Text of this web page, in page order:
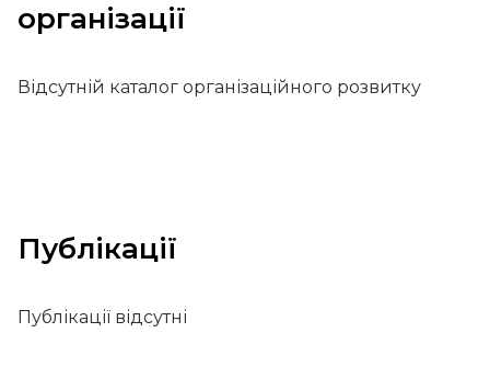
організації
Відсутній каталог організаційного розвитку
Публікації
Публікації відсутні